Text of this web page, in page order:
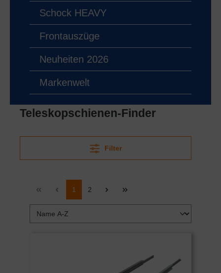
Schock HEAVY
Frontauszüge
Neuheiten 2026
Markenwelt
Teleskopschienen-Finder
Filter
1 2